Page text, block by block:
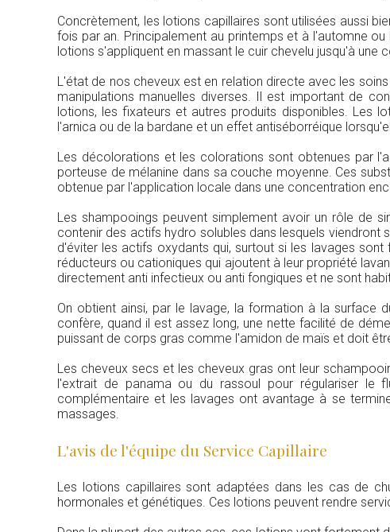
Concrètement, les lotions capillaires sont utilisées aussi
fois par an. Principalement au printemps et à l'automne
lotions s'appliquent en massant le cuir chevelu jusqu'à
L'état de nos cheveux est en relation directe avec les
manipulations manuelles diverses. Il est important de
lotions, les fixateurs et autres produits disponibles. Les
l'arnica ou de la bardane et un effet antiséborréique
Les décolorations et les colorations sont obtenues par
porteuse de mélanine dans sa couche moyenne. Ces
obtenue par l'application locale dans une concentration
Les shampooings peuvent simplement avoir un rôle de
contenir des actifs hydro solubles dans lesquels
d'éviter les actifs oxydants qui, surtout si les lavages
réducteurs ou cationiques qui ajoutent à leur propriété
directement anti infectieux ou anti fongiques et ne sont
On obtient ainsi, par le lavage, la formation à la surface
confère, quand il est assez long, une nette facilité de
puissant de corps gras comme l'amidon de maïs et doit
Les cheveux secs et les cheveux gras ont leur
l'extrait de panama ou du rassoul pour régulariser le
complémentaire et les lavages ont avantage à se
massages.
L'avis de l'équipe du Service Capillaire
Les lotions capillaires sont adaptées dans les cas de
hormonales et génétiques. Ces lotions peuvent rendre